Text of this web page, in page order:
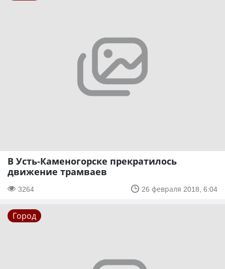
В Усть-Каменогорске прекратилось
движение трамваев
3264 26 февраля 2018, 6:04
Город